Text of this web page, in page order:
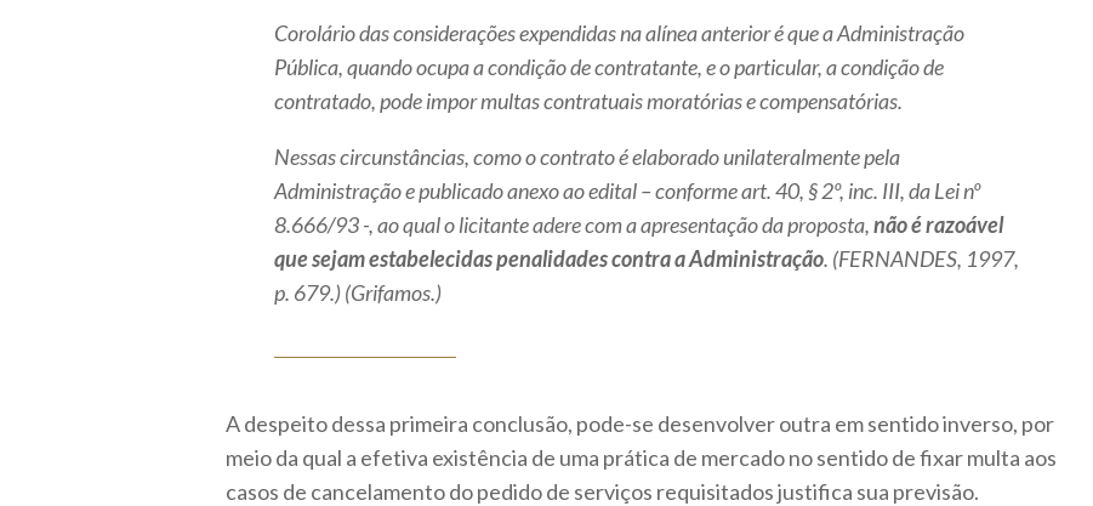
Corolário das considerações expendidas na alínea anterior é que a Administração
Pública, quando ocupa a condição de contratante, e o particular, a condição de
contratado, pode impor multas contratuais moratórias e compensatórias.
Nessas circunstâncias, como o contrato é elaborado unilateralmente pela
Administração e publicado anexo ao edital – conforme art. 40, § 2º, inc. III, da Lei nº
8.666/93 -, ao qual o licitante adere com a apresentação da proposta,não é razoável
que sejam estabelecidas penalidades contra a Administração. (FERNANDES, 1997,
p. 679.) (Grifamos.)
A despeito dessa primeira conclusão, pode-se desenvolver outra em sentido inverso, por
meio da qual a efetiva existência de uma prática de mercado no sentido de fixar multa aos
casos de cancelamento do pedido de serviços requisitados justifica sua previsão.